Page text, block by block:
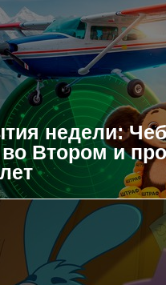
недели:
во Втором и